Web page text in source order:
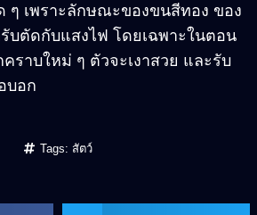
ๆ เพราะลักษณะของขนสีทอง ของ
บตัดกับแสงไฟ โดยเฉพาะในตอน
ราบใหม่ ๆ ตัวจะเงาสวย และรับ
บอก
Tags: สัตว์